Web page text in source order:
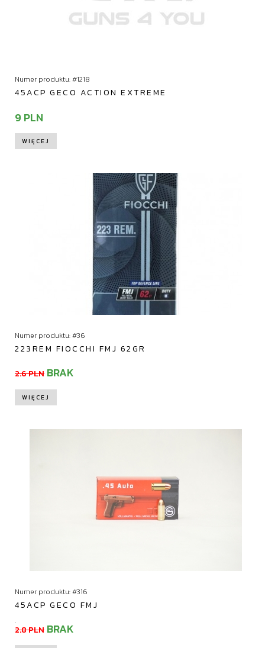
Numer produktu: #1218
45ACP GECO ACTION EXTREME
9 PLN
WIĘCEJ
Numer produktu: #36
223REM FIOCCHI FMJ 62GR
2.6 PLN BRAK
WIĘCEJ
Numer produktu: #316
45ACP GECO FMJ
.
2.8 PLN BRAK